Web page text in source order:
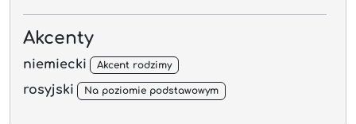
Akcenty
niemiecki Akcent rodzimy
rosyjski Na poziomie podstawowym